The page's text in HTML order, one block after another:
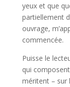
yeux et que
partiellement
ouvrage,
commencée.
Puisse le
qui
méritent – sur